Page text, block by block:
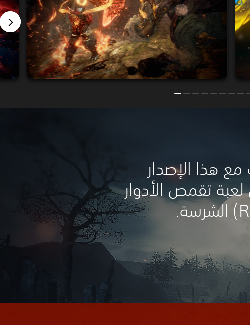
هذا الإصدار
تقمص الأدوار